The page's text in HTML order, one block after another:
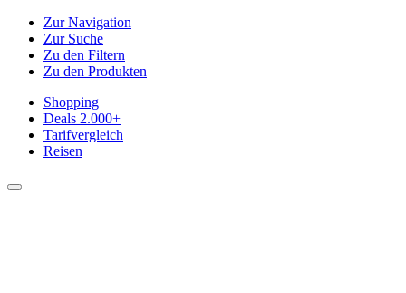
Zur Navigation
Zur Suche
Zu den Filtern
Zu den Produkten
Shopping
Deals 2.000+
Tarifvergleich
Reisen